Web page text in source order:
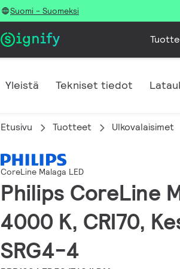
Suomi - Suomeksi
Yleistä Tekniset tiedot
Etusivu Tuotteet Ulkovalaisimet
CoreLine Malaga LED
Philips CoreLine
4000 K, CRI70,
SRG4-4